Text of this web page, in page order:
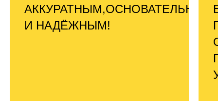
АККУРАТНЫМ,ОСНОВАТЕЛЬНЫМ
И НАДЁЖНЫМ!